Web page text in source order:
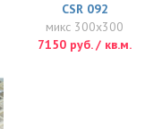
CSR 092
микс 300x300
7150 руб. / кв.м.